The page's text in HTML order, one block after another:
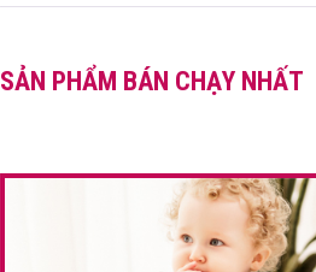
thực đơn
SẢN PHẨM BÁN CHẠY NHẤT